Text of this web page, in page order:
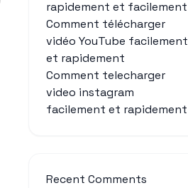
rapidement et facilement
Comment télécharger
vidéo YouTube facilement
et rapidement
Comment telecharger
video instagram
facilement et rapidement
Recent Comments